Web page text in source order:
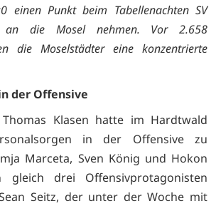
einen Punkt beim Tabellenachten SV
an die Mosel nehmen. Vor 2.658
die Moselstädter eine konzentrierte
der Offensive
Thomas Klasen hatte im Hardtwald
in der Offensive zu
Marceta, Sven König und Hokon
gleich drei Offensivprotagonisten
Seitz, der unter der Woche mit